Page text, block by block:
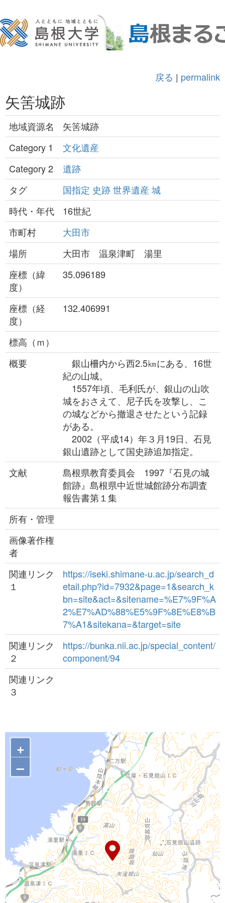
戻る | permalink
矢筈城跡
地域資源名
矢筈城跡
Category 1
文化遺産
Category 2
遺跡
タグ
国指定 史跡世界遺産 城
時代・年代
16世紀
市町村
大田市
場所
大田市 温泉津町 湯里
座標（緯
度）
35.096189
座標（経
度）
132.406991
標高（ｍ）
概要
銀山柵内から西2.5㎞にある、16世
紀の山城。
1557年頃、毛利氏が、銀山の山吹
城をおさえて、尼子氏を攻撃し、こ
の城などから撤退させたという記録
がある。
2002（平成14）年３月19日、石見
銀山遺跡として国史跡追加指定。
文献
島根県教育委員会 1997『石見の城
館跡』島根県中近世城館跡分布調査
報告書第１集
所有・管理
画像著作権
者
関連リンク
１
https://iseki.shimane-u.ac.jp/search_d
etail.php?id=7932&page=1&search_k
bn=site&act=&sitename=%E7%9F%A
2%E7%AD%88%E5%9F%8E%E8%B
7%A1&sitekana=&target=site
関連リンク
２
https://bunka.nii.ac.jp/special_content/
component/94
関連リンク
３
+
–